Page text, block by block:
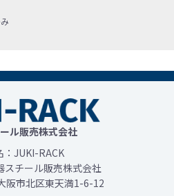
ル販売株式会社
：JUKI-RACK
スチール販売株式会社
市北区東天満1-6-12